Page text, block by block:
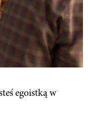
egoistką w